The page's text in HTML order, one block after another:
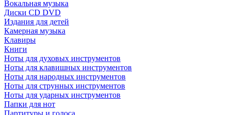
Вокальная музыка
Диски CD DVD
Издания для детей
Камерная музыка
Клавиры
Книги
Ноты для духовых инструментов
Ноты для клавишных инструментов
Ноты для народных инструментов
Ноты для струнных инструментов
Ноты для ударных инструментов
Папки для нот
Партитуры и голоса